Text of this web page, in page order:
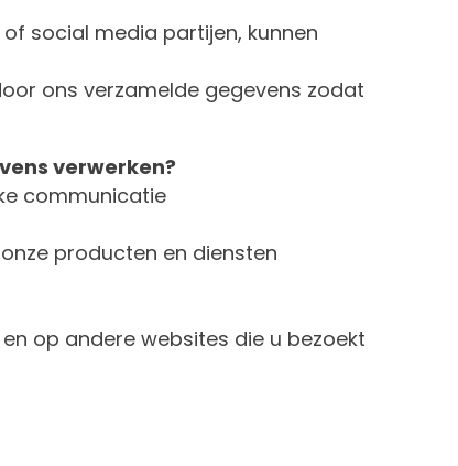
social media partijen, kunnen
ons verzamelde gegevens zodat
verwerken?
communicatie
producten en diensten
op andere websites die u bezoekt